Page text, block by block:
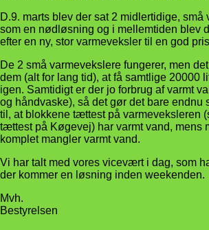
D.9. marts blev der sat 2 midlertidige, små
som en nødløsning og i mellemtiden blev
efter en ny, stor varmeveksler til en god
De 2 små varmevekslere fungerer, men
dem (alt for lang tid), at få samtlige 20000
igen. Samtidigt er der jo forbrug af varmt
og håndvaske), så det gør det bare endnu
til, at blokkene tættest på varmeveksleren
tættest på Køgevej) har varmt vand, mens
komplet mangler varmt vand.
Vi har talt med vores vicevært i dag, som
der kommer en løsning inden weekenden.
Mvh.
Bestyrelsen